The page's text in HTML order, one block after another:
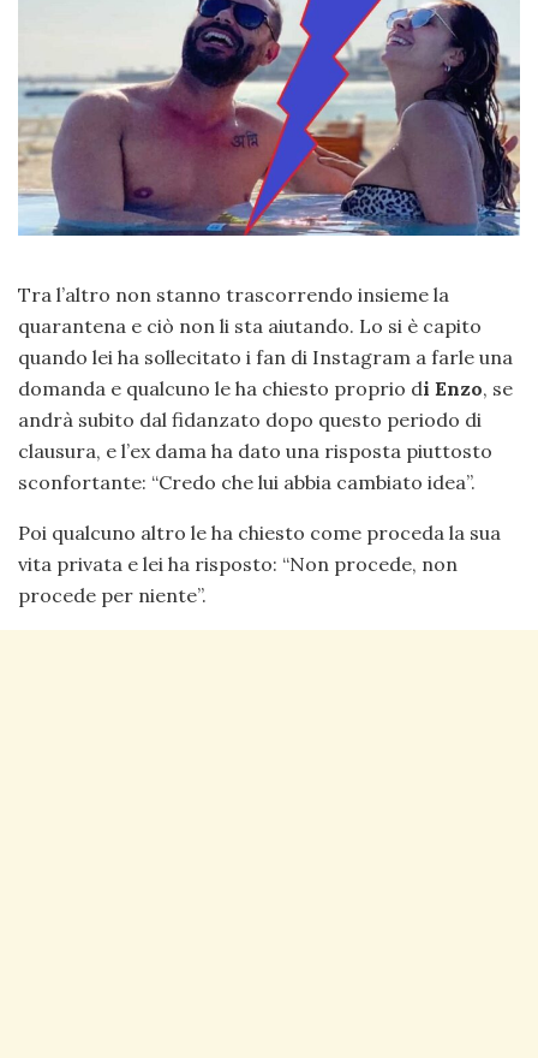
Tra l’altro non stanno trascorrendo insieme la
quarantena e ciò non li sta aiutando. Lo si è capito
quando lei ha sollecitato i fan di Instagram a farle una
domanda e qualcuno le ha chiesto proprio di Enzo, se
andrà subito dal fidanzato dopo questo periodo di
clausura, e l’ex dama ha dato una risposta piuttosto
sconfortante: “Credo che lui abbia cambiato idea”.
Poi qualcuno altro le ha chiesto come proceda la sua
vita privata e lei ha risposto: “Non procede, non
procede per niente”.